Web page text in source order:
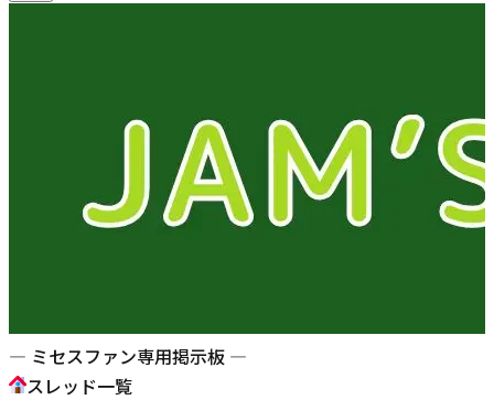
— ミセスファン専用掲示板 —
スレッド一覧